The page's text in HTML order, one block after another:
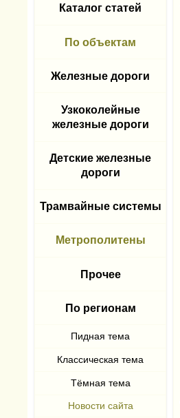
Каталог статей
По объектам
Железные дороги
Узкоколейные
железные дороги
Детские железные
дороги
Трамвайные системы
Метрополитены
Прочее
По регионам
Новости сайта